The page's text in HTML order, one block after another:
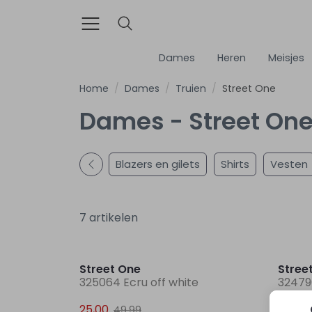
Dames Heren Meisjes
Home Dames Truien Street One
Dames - Street
Blazers en gilets Shirts Vesten
7 artikelen
Street One
325064 Ecru off white